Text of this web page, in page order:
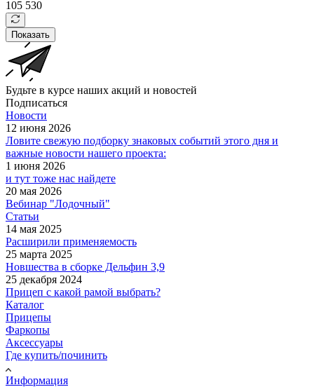
105 530
Показать
Будьте в курсе наших акций и новостей
Подписаться
Новости
12 июня 2026
Ловите свежую подборку знаковых событий этого дня и
важные новости нашего проекта:
1 июня 2026
и тут тоже нас найдете
20 мая 2026
Вебинар "Лодочный"
Статьи
14 мая 2025
Расширили применяемость
25 марта 2025
Новшества в сборке Дельфин 3,9
25 декабря 2024
Прицеп с какой рамой выбрать?
Каталог
Прицепы
Фаркопы
Аксессуары
Где купить/починить
Информация